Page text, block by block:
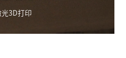
光3D打印